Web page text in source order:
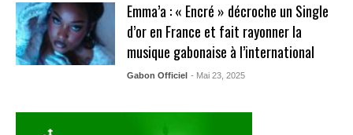
Emma’a : « Encré » décroche un Single
d’or en France et fait rayonner la
musique gabonaise à l’international
Gabon Officiel - Mai 23, 2025